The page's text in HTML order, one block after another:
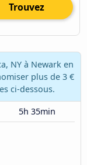
Trouvez
NY à Newark en
plus de 3 €
ci-dessous.
5h 35min